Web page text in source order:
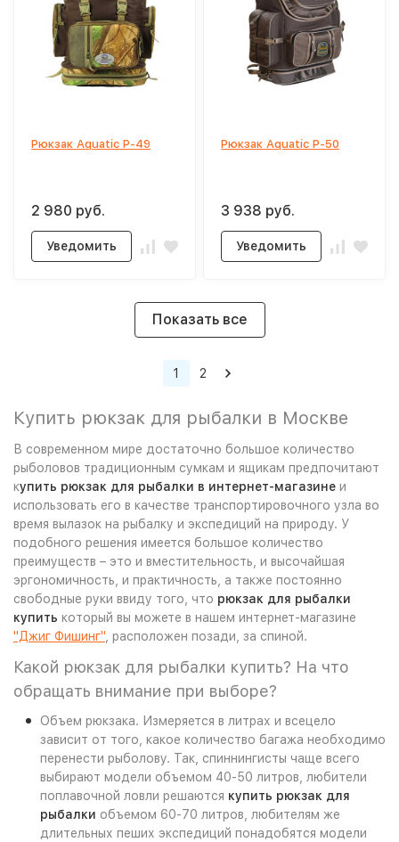
Рюкзак Aquatic P-49
2 980 руб.
Уведомить
Рюкзак Aquatic P-50
3 938 руб.
Уведомить
Показать все
1 2
Купить рюкзак для рыбалки в Москве
В современном мире достаточно большое количество
рыболовов традиционным сумкам и ящикам предпочитают
купить рюкзак для рыбалки в интернет-магазине и
использовать его в качестве транспортировочного узла во
время вылазок на рыбалку и экспедиций на природу. У
подобного решения имеется большое количество
преимуществ – это и вместительность, и высочайшая
эргономичность, и практичность, а также постоянно
свободные руки ввиду того, что рюкзак для рыбалки
купить который вы можете в нашем интернет-магазине
"Джиг Фишинг" , расположен позади, за спиной.
Какой рюкзак для рыбалки купить? На что
обращать внимание при выборе?
Объем рюкзака. Измеряется в литрах и всецело
зависит от того, какое количество багажа необходимо
перенести рыболову. Так, спиннингисты чаще всего
выбирают модели объемом 40-50 литров, любители
поплавочной ловли решаются купить рюкзак для
рыбалки объемом 60-70 литров, любителям же
длительных пеших экспедиций понадобятся модели